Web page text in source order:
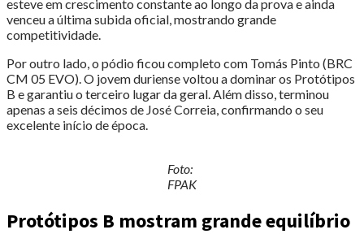
esteve em crescimento constante ao longo da prova e ainda
venceu a última subida oficial, mostrando grande
competitividade.
Por outro lado, o pódio ficou completo com Tomás Pinto (BRC
CM 05 EVO). O jovem duriense voltou a dominar os Protótipos
B e garantiu o terceiro lugar da geral. Além disso, terminou
apenas a seis décimos de José Correia, confirmando o seu
excelente início de época.
Foto:
FPAK
Protótipos B mostram grande equilíbrio